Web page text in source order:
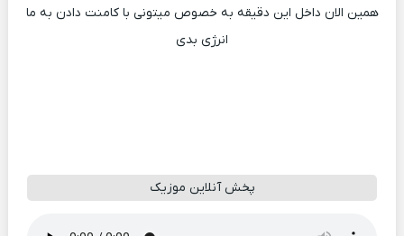
همین الان داخل این دقیقه به خصوص میتونی با کامنت دادن به ما
انرژی بدی
پخش آنلاین موزیک